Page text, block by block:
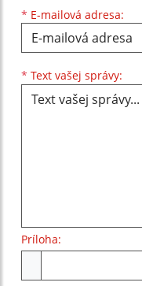
* E-mailová adresa:
* Text vašej správy:
Príloha: